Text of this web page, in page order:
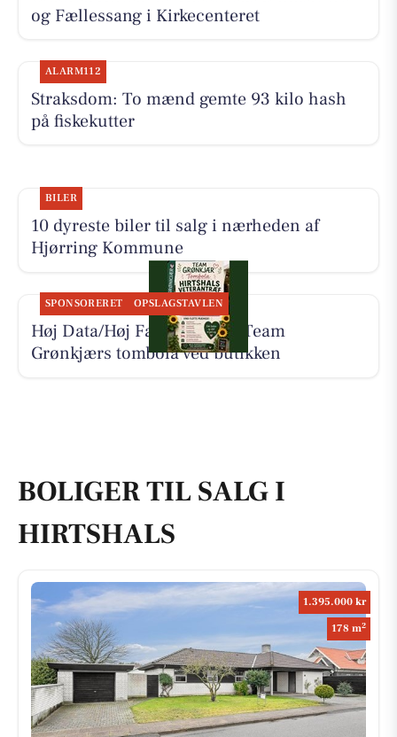
og Fællessang i Kirkecenteret
ALARM112
Straksdom: To mænd gemte 93 kilo hash
på fiskekutter
BILER
10 dyreste biler til salg i nærheden af
Hjørring Kommune
SPONSORERET OPSLAGSTAVLEN
Høj Data/Høj Farver støtter Team
Grønkjærs tombola ved butikken
BOLIGER TIL SALG I
HIRTSHALS
1.395.000 kr
178 m2